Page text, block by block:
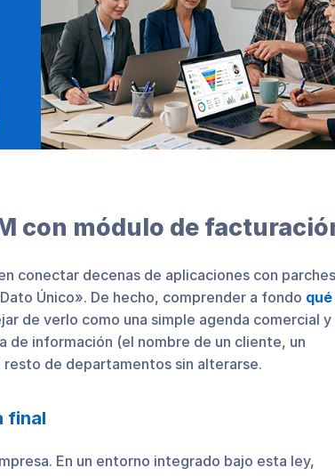
con módulo de
conectar decenas de aplicaciones con parches
Único». De hecho, comprender a fondo qué
de verlo como una simple agenda comercial y
de información (el nombre de un cliente, un
de departamentos sin alterarse.
final
En un entorno integrado bajo esta ley,